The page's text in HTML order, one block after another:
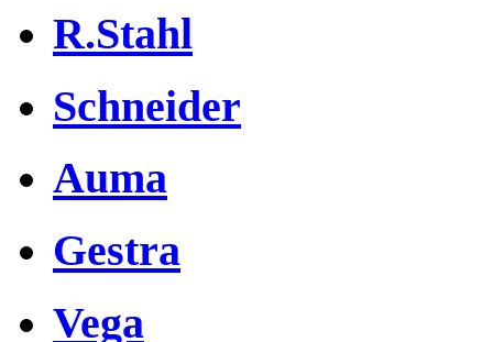
R.Stahl
Schneider
Auma
Gestra
Vega